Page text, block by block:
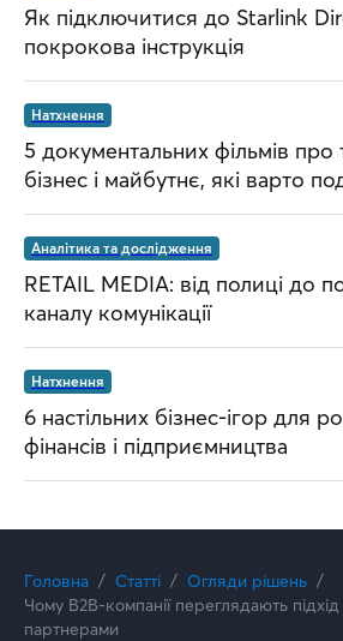
Як підключитися до Starlink
покрокова інструкція
Натхнення
5 документальних фільмів про
бізнес і майбутнє, які варто
Аналітика та дослідження
RETAIL MEDIA: від полиці до
каналу комунікації
Натхнення
6 настільних бізнес-ігор для
фінансів і підприємництва
Головна Статті
Огляди рішень
Чому B2B-компанії переглядають
партнерами